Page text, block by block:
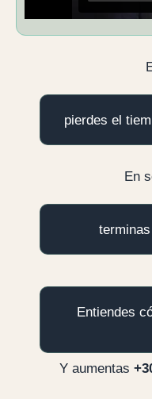
pierdes el
En
Entiendes
Y aumentas